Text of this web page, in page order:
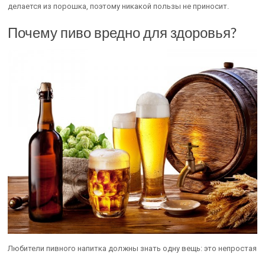
делается из порошка, поэтому никакой пользы не приносит.
Почему пиво вредно для здоровья?
Любители пивного напитка должны знать одну вещь: это непростая